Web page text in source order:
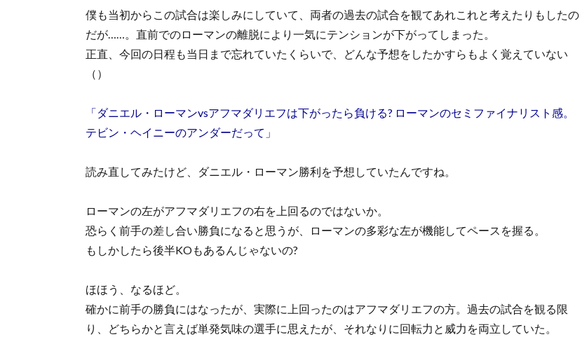
僕も当初からこの試合は楽しみにしていて、両者の過去の試合を観てあれこれと考えたりもしたの
だが……。直前でのローマンの離脱により一気にテンションが下がってしまった。
正直、今回の日程も当日まで忘れていたくらいで、どんな予想をしたかすらもよく覚えていない
（）
「ダニエル・ローマンvsアフマダリエフは下がったら負ける? ローマンのセミファイナリスト感。
テビン・ヘイニーのアンダーだって」
読み直してみたけど、ダニエル・ローマン勝利を予想していたんですね。
ローマンの左がアフマダリエフの右を上回るのではないか。
恐らく前手の差し合い勝負になると思うが、ローマンの多彩な左が機能してペースを握る。
もしかしたら後半KOもあるんじゃないの?
ほほう、なるほど。
確かに前手の勝負にはなったが、実際に上回ったのはアフマダリエフの方。過去の試合を観る限
り、どちらかと言えば単発気味の選手に思えたが、それなりに回転力と威力を両立していた。